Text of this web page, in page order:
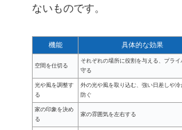
ないものです。
機能 具体的な効果
空間を仕切る
それぞれの場所に役割を与える、プライ
守る
光や風を調整す
る
外の光や風を取り込む、強い日差しや冷
防ぐ
家の印象を決め
る
家の雰囲気を左右する